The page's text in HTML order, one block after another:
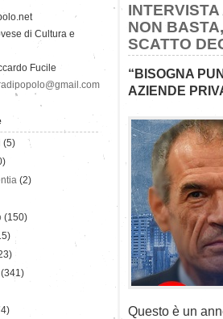
NON
SCATTO
“BISOGNA
AZIENDE
Questo è un
di Cultura e
Fucile
(5)
(2)
(150)
(341)